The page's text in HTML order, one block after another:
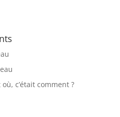
où, c’était comment ?